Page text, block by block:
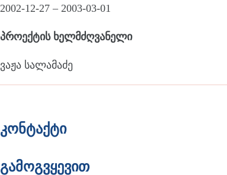
2002-12-27 – 2003-03-01
პროექტის ხელმძღვანელი
ვაჟა სალამაძე
კონტაქტი
გამოგვყევით